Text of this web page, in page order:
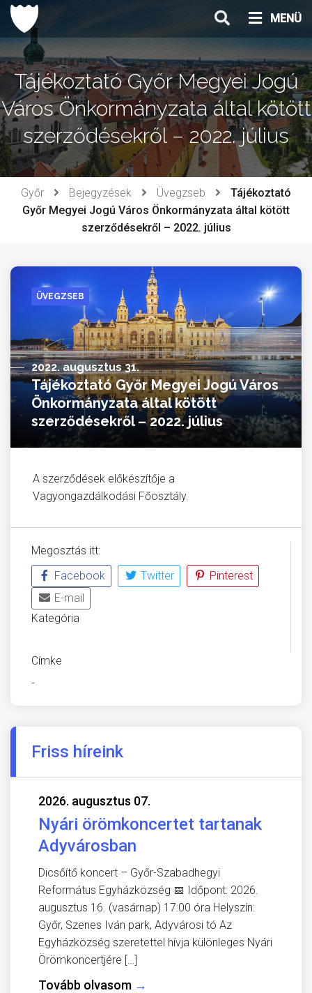
Ugrás
tartalomhoz
MENÜ
Tájékoztató Győr Megyei Jogú
Város Önkormányzata által kötött
szerződésekről – 2022. július
Győr Bejegyzések Üvegzseb
Tájékoztató
Győr Megyei Jogú Város Önkormányzata által kötött
szerződésekről – 2022. július
ÜVEGZSEB
2022. augusztus 31.
Tájékoztató Győr Megyei Jogú Város
Önkormányzata által kötött
szerződésekről – 2022. július
A szerződések előkészítője a
Vagyongazdálkodási Főosztály.
Megosztás itt:
Facebook
Twitter
Pinterest
E-mail
Kategória
Címke
-
Friss híreink
2026. augusztus 07.
Nyári örömkoncertet tartanak
Adyvárosban
Dicsőítő koncert – Győr-Szabadhegyi
Református Egyházközség 📅 Időpont: 2026.
augusztus 16. (vasárnap) 17:00 óra Helyszín:
Győr, Szenes Iván park, Adyvárosi tó Az
Egyházközség szeretettel hívja különleges Nyári
Örömkoncertjére […]
Tovább olvasom →